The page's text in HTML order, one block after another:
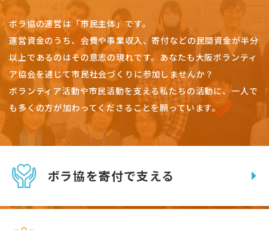
ボラ協の運営は「市民主体」です。
運営資金のうち、会費や事業収入、寄付などの民間資金が半分
以上であるのはその意志の現れです。 あなたも大阪ボランティ
ア協会を通じて市民社会づくりに参加しませんか？
ボランティア活動や市民活動を支える私たちの活動に、一人で
も多くの方が加わってくださることを願っています。
ボラ協を寄付で支える